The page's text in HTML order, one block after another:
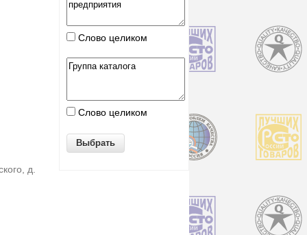
д.
Слово целиком
Слово целиком